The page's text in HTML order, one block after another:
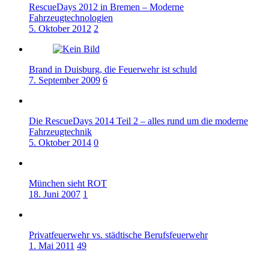
RescueDays 2012 in Bremen – Moderne
Fahrzeugtechnologien
5. Oktober 2012 2
Brand in Duisburg, die Feuerwehr ist schuld
7. September 2009 6
Die RescueDays 2014 Teil 2 – alles rund um die moderne
Fahrzeugtechnik
5. Oktober 2014 0
München sieht ROT
18. Juni 2007 1
Privatfeuerwehr vs. städtische Berufsfeuerwehr
1. Mai 2011 49